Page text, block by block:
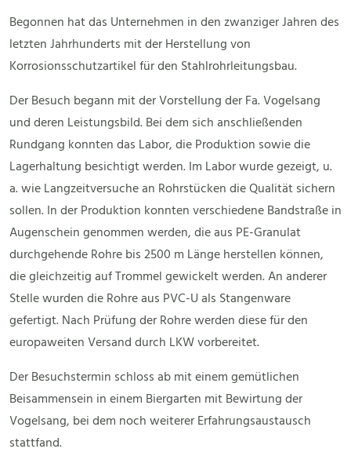
Begonnen hat das Unternehmen in den zwanziger Jahren des
letzten Jahrhunderts mit der Herstellung von
Korrosionsschutzartikel für den Stahlrohrleitungsbau.
Der Besuch begann mit der Vorstellung der Fa. Vogelsang
und deren Leistungsbild. Bei dem sich anschließenden
Rundgang konnten das Labor, die Produktion sowie die
Lagerhaltung besichtigt werden. Im Labor wurde gezeigt, u.
a. wie Langzeitversuche an Rohrstücken die Qualität sichern
sollen. In der Produktion konnten verschiedene Bandstraße in
Augenschein genommen werden, die aus PE-Granulat
durchgehende Rohre bis 2500 m Länge herstellen können,
die gleichzeitig auf Trommel gewickelt werden. An anderer
Stelle wurden die Rohre aus PVC-U als Stangenware
gefertigt. Nach Prüfung der Rohre werden diese für den
europaweiten Versand durch LKW vorbereitet.
Der Besuchstermin schloss ab mit einem gemütlichen
Beisammensein in einem Biergarten mit Bewirtung der
Vogelsang, bei dem noch weiterer Erfahrungsaustausch
stattfand.